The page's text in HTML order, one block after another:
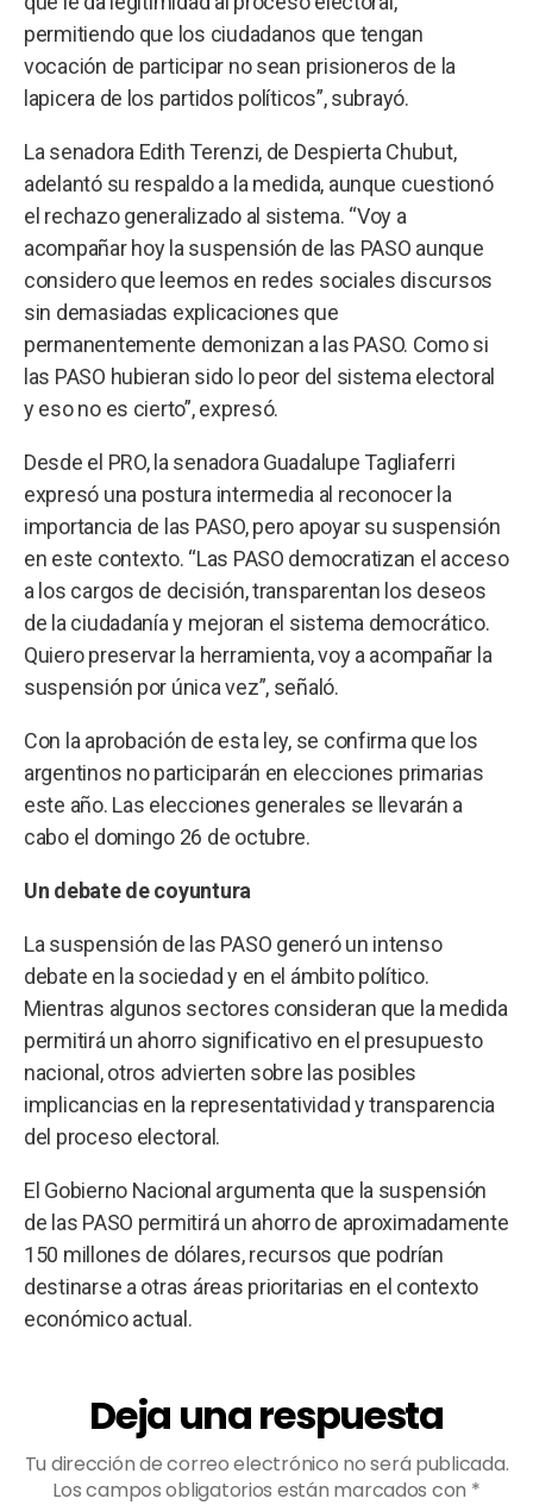
permitiendo que los ciudadanos que tengan
vocación de participar no sean prisioneros de la
lapicera de los partidos políticos”, subrayó.
La senadora Edith Terenzi, de Despierta Chubut,
adelantó su respaldo a la medida, aunque cuestionó
el rechazo generalizado al sistema. “Voy a
acompañar hoy la suspensión de las PASO aunque
considero que leemos en redes sociales discursos
sin demasiadas explicaciones que
permanentemente demonizan a las PASO. Como si
las PASO hubieran sido lo peor del sistema electoral
y eso no es cierto”, expresó.
Desde el PRO, la senadora Guadalupe Tagliaferri
expresó una postura intermedia al reconocer la
importancia de las PASO, pero apoyar su suspensión
en este contexto. “Las PASO democratizan el acceso
a los cargos de decisión, transparentan los deseos
de la ciudadanía y mejoran el sistema democrático.
Quiero preservar la herramienta, voy a acompañar la
suspensión por única vez”, señaló.
Con la aprobación de esta ley, se confirma que los
argentinos no participarán en elecciones primarias
este año. Las elecciones generales se llevarán a
cabo el domingo 26 de octubre.
Un debate de coyuntura
La suspensión de las PASO generó un intenso
debate en la sociedad y en el ámbito político.
Mientras algunos sectores consideran que la medida
permitirá un ahorro significativo en el presupuesto
nacional, otros advierten sobre las posibles
implicancias en la representatividad y transparencia
del proceso electoral.
El Gobierno Nacional argumenta que la suspensión
de las PASO permitirá un ahorro de aproximadamente
150 millones de dólares, recursos que podrían
destinarse a otras áreas prioritarias en el contexto
económico actual.
Deja una respuesta
Tu dirección de correo electrónico no será publicada.
Los campos obligatorios están marcados con *